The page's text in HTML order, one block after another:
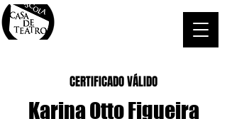
CERTIFICADO VÁLIDO
Karina Otto Figueira